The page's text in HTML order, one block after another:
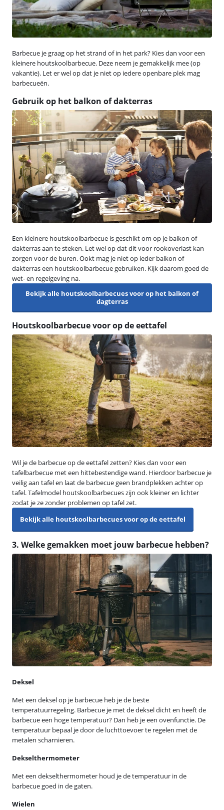
Barbecue je graag op het strand of in het park? Kies dan voor een
kleinere houtskoolbarbecue. Deze neem je gemakkelijk mee (op
vakantie). Let er wel op dat je niet op iedere openbare plek mag
barbecueën.
Gebruik op het balkon of dakterras
Een kleinere houtskoolbarbecue is geschikt om op je balkon of
dakterras aan te steken. Let wel op dat dit voor rookoverlast kan
zorgen voor de buren. Ookt mag je niet op ieder balkon of
dakterras een houtskoolbarbecue gebruiken. Kijk daarom goed de
wet- en regelgeving na.
Bekijk alle houtskoolbarbecues voor op het balkon of
dagterras
Houtskoolbarbecue voor op de eettafel
Wil je de barbecue op de eettafel zetten? Kies dan voor een
tafelbarbecue met een hittebestendige wand. Hierdoor barbecue je
veilig aan tafel en laat de barbecue geen brandplekken achter op
tafel. Tafelmodel houtskoolbarbecues zijn ook kleiner en lichter
zodat je ze zonder problemen op tafel zet.
Bekijk alle houtskoolbarbecues voor op de eettafel
3. Welke gemakken moet jouw barbecue hebben?
Deksel
Met een deksel op je barbecue heb je de beste
temperatuurregeling. Barbecue je met de deksel dicht en heeft de
barbecue een hoge temperatuur? Dan heb je een ovenfunctie. De
temperatuur bepaal je door de luchttoevoer te regelen met de
metalen scharnieren.
Dekselthermometer
Met een dekselthermometer houd je de temperatuur in de
barbecue goed in de gaten.
Wielen